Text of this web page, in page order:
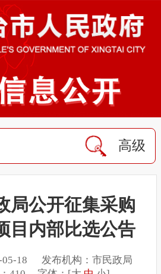
高级
局公开征集采购
目内部比选公告
05-18 发布机构：市民政局